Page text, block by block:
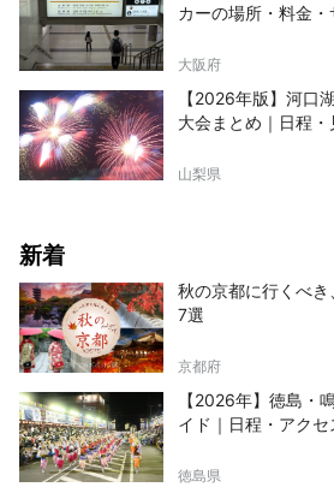
カーの場所・料金・
大阪府
【2026年版】河口
大会まとめ｜日程・
山梨県
新着
秋の京都に行くべ
7選
京都府
【2026年】徳島・
イド｜日程・アク
徳島県